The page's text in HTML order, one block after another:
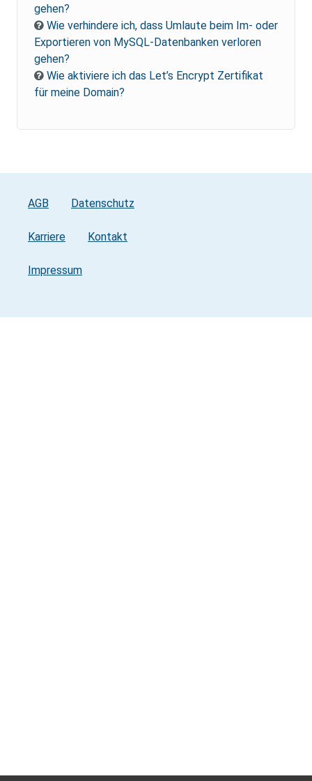
gehen?
Wie verhindere ich, dass Umlaute beim Im- oder
Exportieren von MySQL-Datenbanken verloren
gehen?
Wie aktiviere ich das Let’s Encrypt Zertifikat
für meine Domain?
AGB Datenschutz
Karriere Kontakt
Impressum